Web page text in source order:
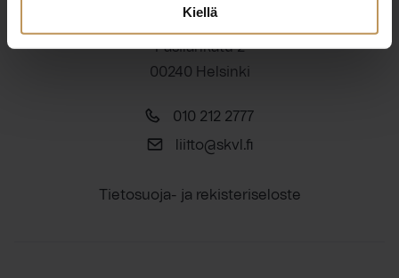
Kiellä
Finlands Fastighetsmäklare rf
Pasilankatu 2
00240 Helsinki
010 212 2777
liitto@skvl.fi
Tietosuoja- ja rekisteriseloste